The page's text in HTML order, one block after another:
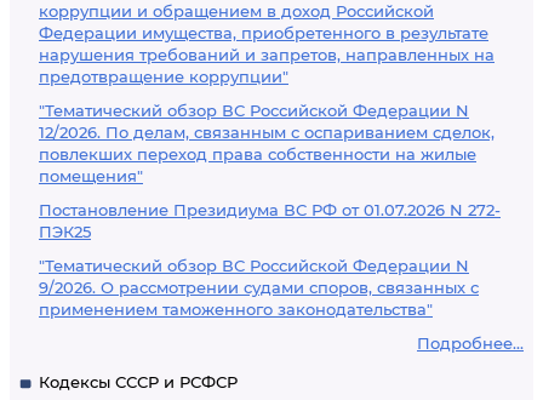
коррупции и обращением в доход Российской
Федерации имущества, приобретенного в результате
нарушения требований и запретов, направленных на
предотвращение коррупции"
"Тематический обзор ВС Российской Федерации N
12/2026. По делам, связанным с оспариванием сделок,
повлекших переход права собственности на жилые
помещения"
Постановление Президиума ВС РФ от 01.07.2026 N 272-
ПЭК25
"Тематический обзор ВС Российской Федерации N
9/2026. О рассмотрении судами споров, связанных с
применением таможенного законодательства"
Подробнее...
Кодексы СССР и РСФСР